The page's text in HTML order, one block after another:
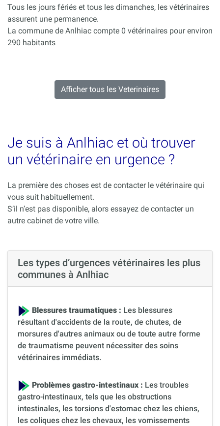
Tous les jours fériés et tous les dimanches, les vétérinaires
assurent une permanence.
La commune de Anlhiac compte 0 vétérinaires pour environ
290 habitants
Afficher tous les Veterinaires
Je suis à Anlhiac et où trouver
un vétérinaire en urgence ?
La première des choses est de contacter le vétérinaire qui
vous suit habituellement.
S’il n’est pas disponible, alors essayez de contacter un
autre cabinet de votre ville.
Les types d’urgences vétérinaires les plus
communes à Anlhiac
Blessures traumatiques : Les blessures
résultant d'accidents de la route, de chutes, de
morsures d'autres animaux ou de toute autre forme
de traumatisme peuvent nécessiter des soins
vétérinaires immédiats.
Problèmes gastro-intestinaux : Les troubles
gastro-intestinaux, tels que les obstructions
intestinales, les torsions d'estomac chez les chiens,
les coliques chez les chevaux, les vomissements